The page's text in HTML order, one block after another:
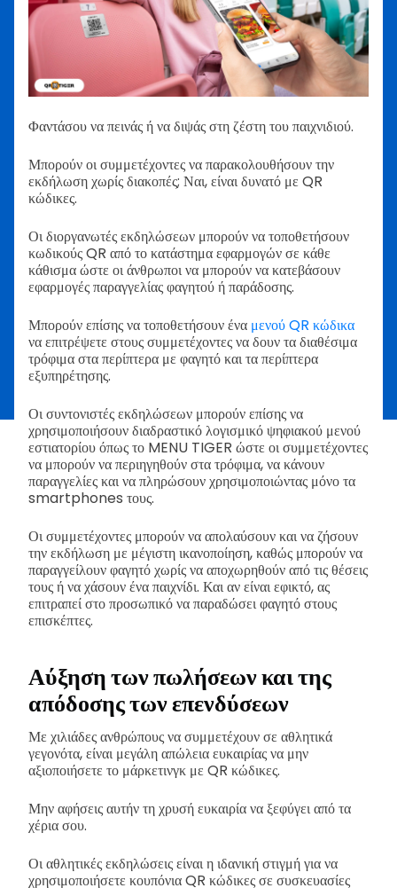
Φαντάσου να πεινάς ή να διψάς στη ζέστη του παιχνιδιού.
Μπορούν οι συμμετέχοντες να παρακολουθήσουν την
εκδήλωση χωρίς διακοπές; Ναι, είναι δυνατό με QR
κώδικες.
Οι διοργανωτές εκδηλώσεων μπορούν να τοποθετήσουν
κωδικούς QR από το κατάστημα εφαρμογών σε κάθε
κάθισμα ώστε οι άνθρωποι να μπορούν να κατεβάσουν
εφαρμογές παραγγελίας φαγητού ή παράδοσης.
Μπορούν επίσης να τοποθετήσουν ένα μενού QR κώδικα
να επιτρέψετε στους συμμετέχοντες να δουν τα διαθέσιμα
τρόφιμα στα περίπτερα με φαγητό και τα περίπτερα
εξυπηρέτησης.
Οι συντονιστές εκδηλώσεων μπορούν επίσης να
χρησιμοποιήσουν διαδραστικό λογισμικό ψηφιακού μενού
εστιατορίου όπως το MENU TIGER ώστε οι συμμετέχοντες
να μπορούν να περιηγηθούν στα τρόφιμα, να κάνουν
παραγγελίες και να πληρώσουν χρησιμοποιώντας μόνο τα
smartphones τους.
Οι συμμετέχοντες μπορούν να απολαύσουν και να ζήσουν
την εκδήλωση με μέγιστη ικανοποίηση, καθώς μπορούν να
παραγγείλουν φαγητό χωρίς να αποχωρηθούν από τις θέσεις
τους ή να χάσουν ένα παιχνίδι. Και αν είναι εφικτό, ας
επιτραπεί στο προσωπικό να παραδώσει φαγητό στους
επισκέπτες.
Αύξηση των πωλήσεων και της
απόδοσης των επενδύσεων
Με χιλιάδες ανθρώπους να συμμετέχουν σε αθλητικά
γεγονότα, είναι μεγάλη απώλεια ευκαιρίας να μην
αξιοποιήσετε το μάρκετινγκ με QR κώδικες.
Μην αφήσεις αυτήν τη χρυσή ευκαιρία να ξεφύγει από τα
χέρια σου.
Οι αθλητικές εκδηλώσεις είναι η ιδανική στιγμή για να
χρησιμοποιήσετε κουπόνια QR κώδικες σε συσκευασίες